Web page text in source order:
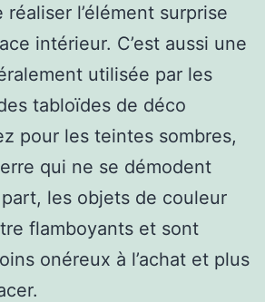
l’élément surprise
intérieur. C’est aussi une
utilisée par les
tabloïdes de déco
pour les teintes sombres,
qui ne se démodent
part, les objets de couleur
flamboyants et sont
onéreux à l’achat et plus